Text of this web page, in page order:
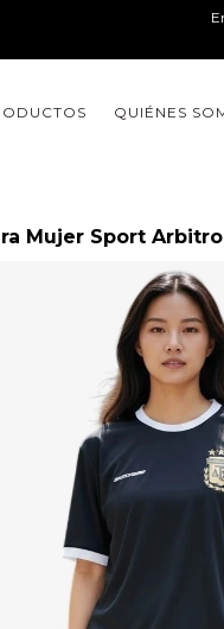
QUIÉNES
Mujer Sport